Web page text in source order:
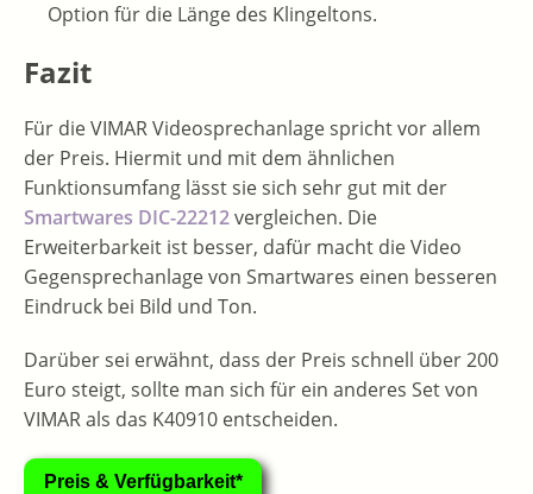
Option für die Länge des Klingeltons.
Fazit
Für die VIMAR Videosprechanlage spricht vor allem
der Preis. Hiermit und mit dem ähnlichen
Funktionsumfang lässt sie sich sehr gut mit der
Smartwares DIC-22212vergleichen. Die
Erweiterbarkeit ist besser, dafür macht die Video
Gegensprechanlage von Smartwares einen besseren
Eindruck bei Bild und Ton.
Darüber sei erwähnt, dass der Preis schnell über 200
Euro steigt, sollte man sich für ein anderes Set von
VIMAR als das K40910 entscheiden.
Preis & Verfügbarkeit*